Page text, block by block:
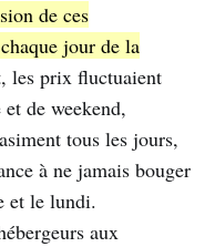
de ces
jour de la
les prix fluctuaient
de weekend,
tous les jours,
à ne jamais bouger
et le lundi.
aux